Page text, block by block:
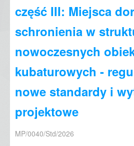
część III: Miejsca
schronienia w
nowoczesnych
kubaturowych -
nowe standardy i
projektowe
MP/0040/Std/2026